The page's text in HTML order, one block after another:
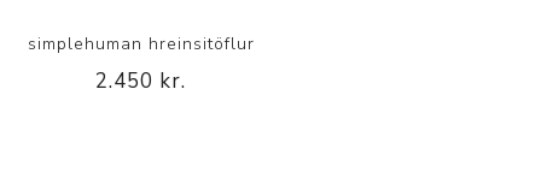
simplehuman hreinsitöflur
2.450 kr.